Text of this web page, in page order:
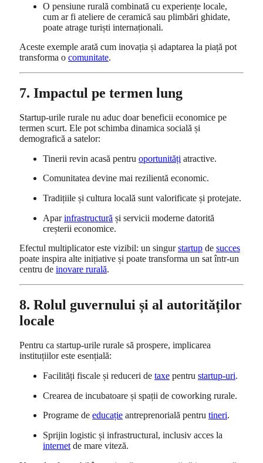
O pensiune rurală combinată cu experiențe locale,
cum ar fi ateliere de ceramică sau plimbări ghidate,
poate atrage turiști internaționali.
Aceste exemple arată cum inovația și adaptarea la piață pot
transforma o comunitate.
7. Impactul pe termen lung
Startup-urile rurale nu aduc doar beneficii economice pe
termen scurt. Ele pot schimba dinamica socială și
demografică a satelor:
Tinerii revin acasă pentru oportunități atractive.
Comunitatea devine mai rezilientă economic.
Tradițiile și cultura locală sunt valorificate și protejate.
Aparinfrastructură și servicii moderne datorită
creșterii economice.
Efectul multiplicator este vizibil: un singurstartup de succes
poate inspira alte inițiative și poate transforma un sat într-un
centru de inovare rurală.
8. Rolul guvernului și al autorităților
locale
Pentru ca startup-urile rurale să prospere, implicarea
instituțiilor este esențială:
Facilități fiscale și reduceri de taxe pentru startup-uri.
Crearea de incubatoare și spații de coworking rurale.
Programe de educație antreprenorială pentru tineri.
Sprijin logistic și infrastructural, inclusiv acces la
internet de mare viteză.